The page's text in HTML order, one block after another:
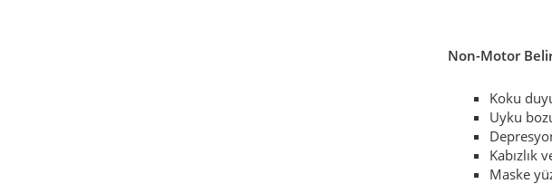
Non-Motor
Koku
Uyku
Kabızlık
Maske